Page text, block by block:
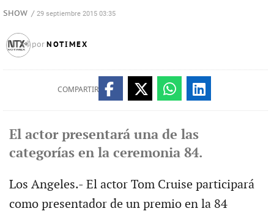
SHOW / 29 septiembre 2015 03:35
por NOTIMEX
COMPARTIR
El actor presentará una de las
categorías en la ceremonia 84.
Los Angeles.- El actor Tom Cruise participará
como presentador de un premio en la 84